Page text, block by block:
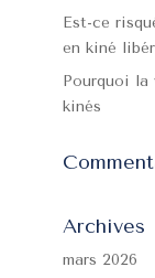
Est-ce
en kiné
Pourquoi
kinés
Archives
mars 2026